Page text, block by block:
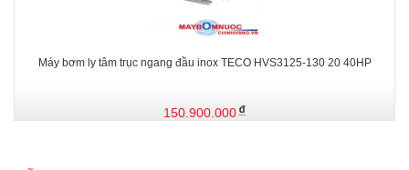
Máy bơm ly tâm trục ngang đầu inox TECO HVS3125-130 20 40HP
150.900.000